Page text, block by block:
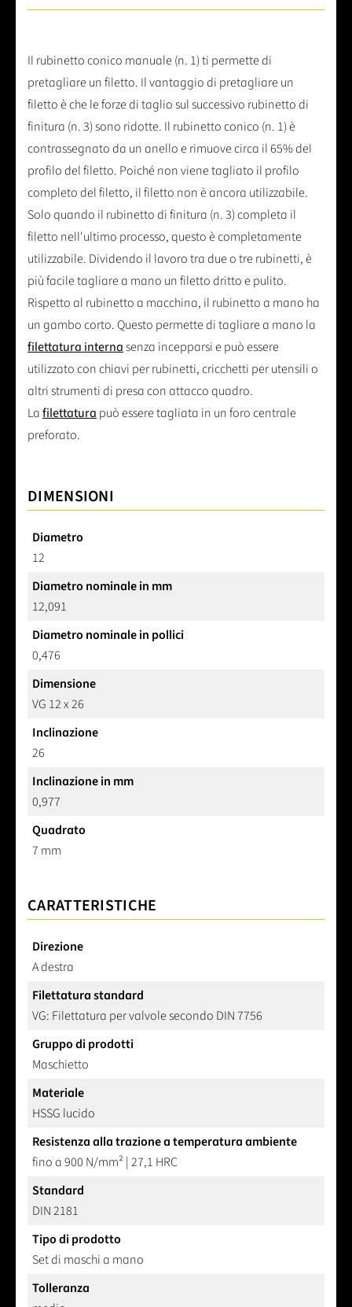
Il rubinetto conico manuale (n. 1) ti permette di
pretagliare un filetto. Il vantaggio di pretagliare un
filetto è che le forze di taglio sul successivo rubinetto di
finitura (n. 3) sono ridotte. Il rubinetto conico (n. 1) è
contrassegnato da un anello e rimuove circa il 65% del
profilo del filetto. Poiché non viene tagliato il profilo
completo del filetto, il filetto non è ancora utilizzabile.
Solo quando il rubinetto di finitura (n. 3) completa il
filetto nell'ultimo processo, questo è completamente
utilizzabile. Dividendo il lavoro tra due o tre rubinetti, è
più facile tagliare a mano un filetto dritto e pulito.
Rispetto al rubinetto a macchina, il rubinetto a mano ha
un gambo corto. Questo permette di tagliare a mano la
filettatura internasenza incepparsi e può essere
utilizzato con chiavi per rubinetti, cricchetti per utensili o
altri strumenti di presa con attacco quadro.
Lafilettaturapuò essere tagliata in un foro centrale
preforato.
DIMENSIONI
Diametro
12
Diametro nominale in mm
12,091
Diametro nominale in pollici
0,476
Dimensione
VG 12 x 26
Inclinazione
26
Inclinazione in mm
0,977
Quadrato
7 mm
CARATTERISTICHE
Direzione
A destra
Filettatura standard
VG: Filettatura per valvole secondo DIN 7756
Gruppo di prodotti
Maschietto
Materiale
HSSG lucido
Resistenza alla trazione a temperatura ambiente
fino a 900 N/mm² | 27,1 HRC
Standard
DIN 2181
Tipo di prodotto
Set di maschi a mano
Tolleranza